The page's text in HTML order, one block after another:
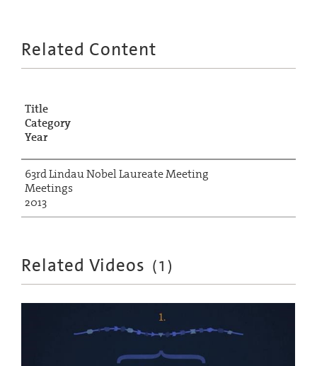
Related Content
Title
Category
Year
63rd Lindau Nobel Laureate Meeting
Meetings
2013
Related Videos (1 )